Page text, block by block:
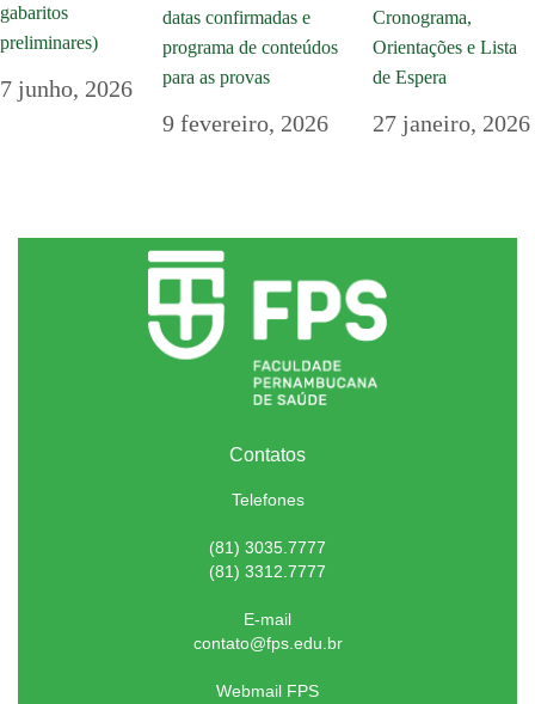
gabaritos
preliminares)
7 junho, 2026
datas confirmadas e
programa de conteúdos
para as provas
9 fevereiro, 2026
Cronograma,
Orientações e Lista
de Espera
27 janeiro, 2026
Contatos
Telefones
(81) 3035.7777
(81) 3312.7777
E-mail
contato@fps.edu.br
Webmail FPS